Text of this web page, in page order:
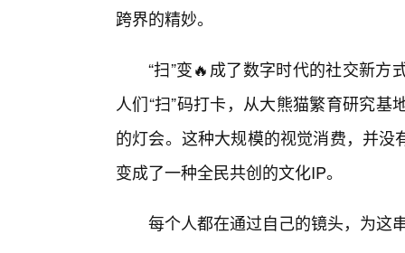
跨界的精妙。
“扫”变🔥成了数字时代的社交新
人们“扫”码打卡，从大熊猫繁育研究
的灯会。这种大规模的视觉消费，并没
变成了一种全民共创的文化IP。
每个人都在通过自己的镜头，为这